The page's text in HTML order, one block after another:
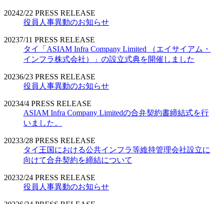
20242/22 PRESS RELEASE
役員人事異動のお知らせ
20237/11 PRESS RELEASE
タイ「ASIAM Infra Company Limited （エイサイアム・
インフラ株式会社）」の設立式典を開催しました
20236/23 PRESS RELEASE
役員人事異動のお知らせ
20234/4 PRESS RELEASE
ASIAM Infra Company Limitedの合弁契約書締結式を行
いました。
20233/28 PRESS RELEASE
タイ王国における公共インフラ等維持管理会社設立に
向けて合弁契約を締結について
20232/24 PRESS RELEASE
役員人事異動のお知らせ